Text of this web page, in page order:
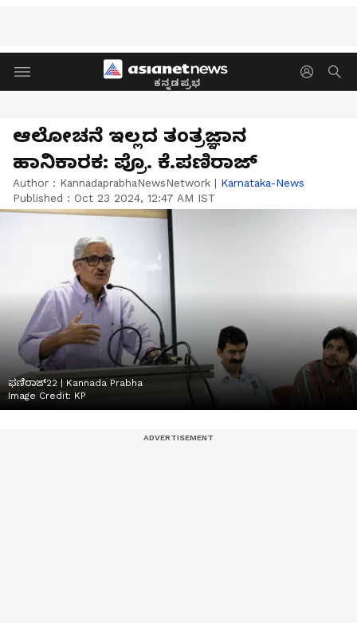
ಕನ್ನಡಪ್ರಭ
ಆಲೋಚನೆ ಇಲ್ಲದ ತಂತ್ರಜ್ಞಾನ
ಹಾನಿಕಾರಕ: ಪ್ರೊ. ಕೆ.ಪಣಿರಾಜ್
Author : KannadaprabhaNewsNetwork | Karnataka-News
Published : Oct 23 2024, 12:47 AM IST
ಫಣಿರಾಜ್22 | Kannada Prabha
Image Credit: KP